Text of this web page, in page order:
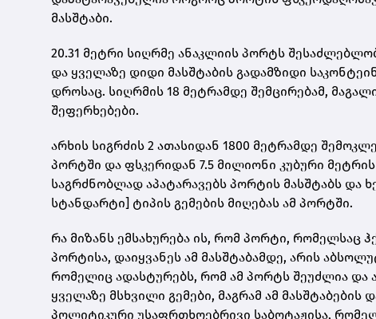
მასშტაბი.
20.31 მეტრი სიღრმე ანაკლიის პორტს
და ყველაზე დიდი მასშტაბის გადამზიდი
დროსაც. სიღრმის 18 მეტრამდე შემცირებამ,
შეფერხებები.
არხის სიგრძის 2 ათასიდან 1800 მეტრამდე
პორტში და ფსკერიდან 7.5 მილიონი კუბური
საგრძნობლად აპატარავებს პორტის მასშტაბს და
სტანდარტი] ტიპის გემების მიღებას ამ პორტში.
რა მიზანს ემსახურება ის, რომ პორტი, რომელსაც
პორტისა, დაიყვანეს ამ მასშტაბამდე, არის
რომელიც ადასტურებს, რომ ამ პორტს შეუძლია და
ყველაზე მსხვილი გემები, მაგრამ ამ მასშტაბების
პოლიტიკური უსაფრთხოებრივი საბოტაჟისა,